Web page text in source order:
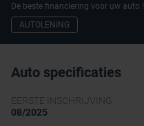
De beste financiering voor uw auto !
AUTOLENING
Auto specificaties
EERSTE INSCHRIJVING
08/2025